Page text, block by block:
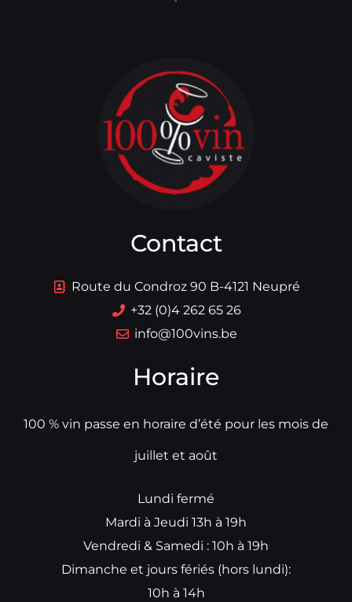
Contact
Route du Condroz 90 B-4121 Neupré
+32 (0)4 262 65 26
info@100vins.be
Horaire
100 % vin passe en horaire d’été pour les mois de
juillet et août
Lundi fermé
Mardi à Jeudi 13h à 19h
Vendredi & Samedi : 10h à 19h
Dimanche et jours fériés (hors lundi):
10h à 14h